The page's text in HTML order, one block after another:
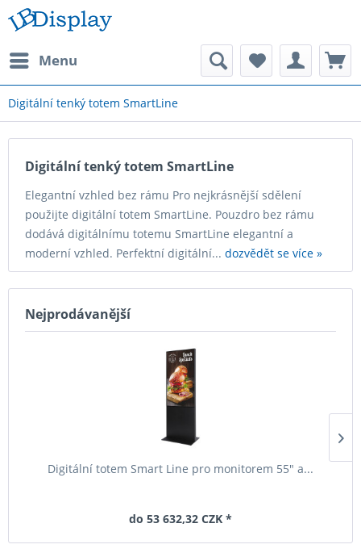
Menu
Digitální tenký totem SmartLine
Digitální tenký totem SmartLine
Elegantní vzhled bez rámu Pro nejkrásnější sdělení
použijte digitální totem SmartLine. Pouzdro bez rámu
dodává digitálnímu totemu SmartLine elegantní a
moderní vzhled. Perfektní digitální... dozvědět se více »
Nejprodávanější
Digitální totem Smart Line pro monitorem 55" a...
do 53 632,32 CZK *